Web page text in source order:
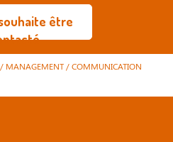
être
MANAGEMENT / COMMUNICATION